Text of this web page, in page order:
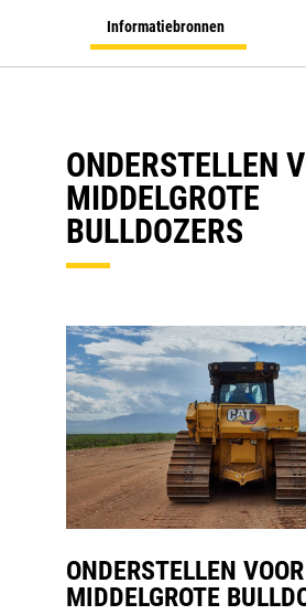
Informatiebronnen
ONDERSTELLEN
MIDDELGROTE
BULLDOZERS
ONDERSTELLEN VOOR
MIDDELGROTE